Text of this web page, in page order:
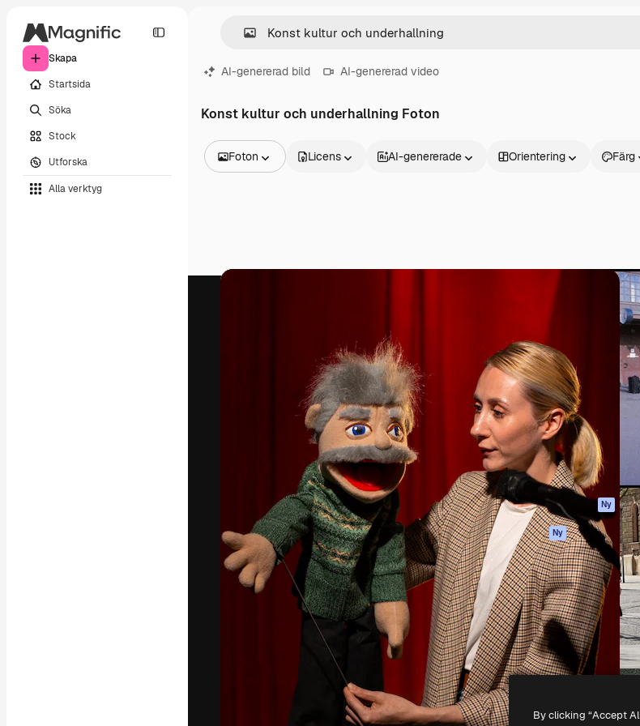
Skapa
Startsida
Söka
Stock
Utforska
Alla verktyg
AI-genererad bild AI-genererad video
Konst kultur och underhallning Foton
Foton
Videor
Licens AI-genererade Orientering Färg
Den kreativa plattformen för att förverkliga
ditt bästa arbete. Mer än 1 miljon
prenumeranter bland kreatörer, företag,
byråer och studior.
Svenska
Produkter
Spaces
AI-assistent
AI-bildgenerator
AI-videogenerator
AI-röstgenerator
Stock-innehåll
MCP för
Claude/ChatGPT
Ny
Agenter Ny
API
Mobilapp
Alla Magnific-
verktyg
Copyright © 2010- 2026Freepik Company S.L.U.Alla rättigheter reserverade.
By clicking “Accept